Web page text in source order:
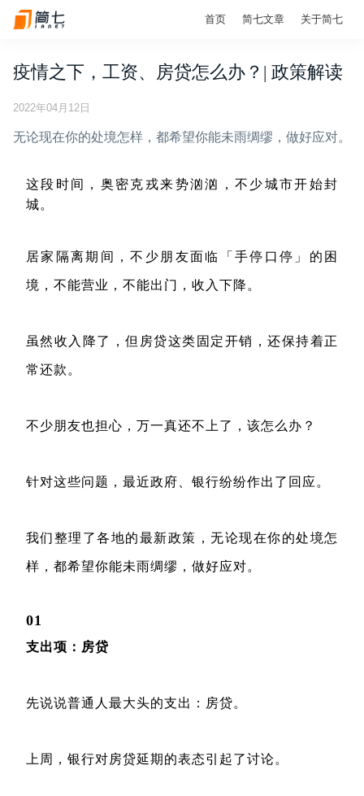
首页 简七文章 关于简七
疫情之下，工资、房贷怎么办？| 政策解读
2022年04月12日
无论现在你的处境怎样，都希望你能未雨绸缪，做好应对。
这段时间，奥密克戎来势汹汹，不少城市开始封
城。
居家隔离期间，不少朋友面临「手停口停」的困
境，不能营业，不能出门，收入下降。
虽然收入降了，但房贷这类固定开销，还保持着正
常还款。
不少朋友也担心，万一真还不上了，该怎么办？
针对这些问题，最近政府、银行纷纷作出了回应。
我们整理了各地的最新政策，无论现在你的处境怎
样，都希望你能未雨绸缪，做好应对。
01
支出项：房贷
先说说普通人最大头的支出：房贷。
上周，银行对房贷延期的表态引起了讨论。